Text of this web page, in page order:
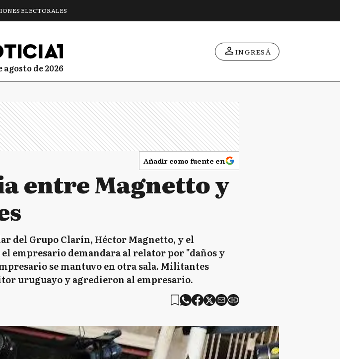
ELECTORALES
agosto de 2026
INGRESÁ
Añadir como fuente en
entre Magnetto y
del Grupo Clarín, Héctor Magnetto, y el
empresario demandara al relator por "daños y
se mantuvo en otra sala. Militantes
uruguayo y agredieron al empresario.